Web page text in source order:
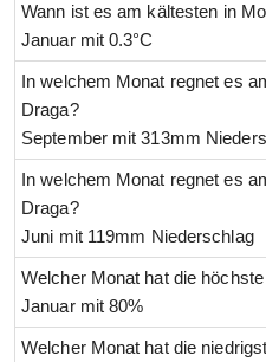
Wann ist es am kältesten in
Januar mit 0.3°C
In welchem Monat regnet es
Draga?
September mit 313mm
In welchem Monat regnet es
Draga?
Juni mit 119mm Niederschlag
Welcher Monat hat die
Januar mit 80%
Welcher Monat hat die